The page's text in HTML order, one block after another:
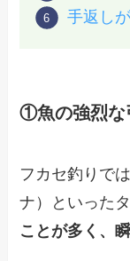
手返し
①魚の強烈な
フカセ釣りで
ナ）といった
ことが多く、